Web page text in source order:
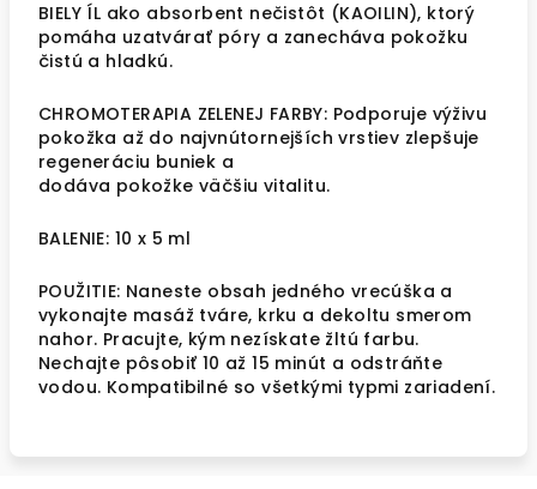
BIELY ÍL ako absorbent nečistôt (KAOILIN), ktorý
pomáha uzatvárať póry a zanecháva pokožku
čistú a hladkú.
CHROMOTERAPIA ZELENEJ FARBY: Podporuje výživu
pokožka až do najvnútornejších vrstiev zlepšuje
regeneráciu buniek a
dodáva pokožke väčšiu vitalitu.
BALENIE: 10 x 5 ml
POUŽITIE: Naneste obsah jedného vrecúška a
vykonajte masáž tváre, krku a dekoltu smerom
nahor. Pracujte, kým nezískate žltú farbu.
Nechajte pôsobiť 10 až 15 minút a odstráňte
vodou. Kompatibilné so všetkými typmi zariadení.